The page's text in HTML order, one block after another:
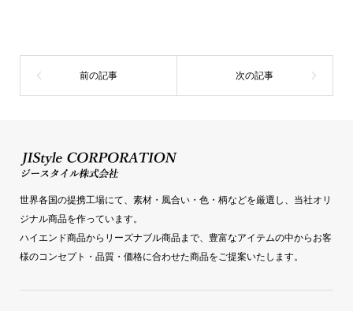
世界各国の提携工場にて、素材・風合い・色・柄などを厳選し、当社オリ
ジナル商品を作っています。
ハイエンド商品からリーズナブル商品まで、豊富なアイテムの中からお客
様のコンセプト・品質・価格に合わせた商品をご提案いたします。